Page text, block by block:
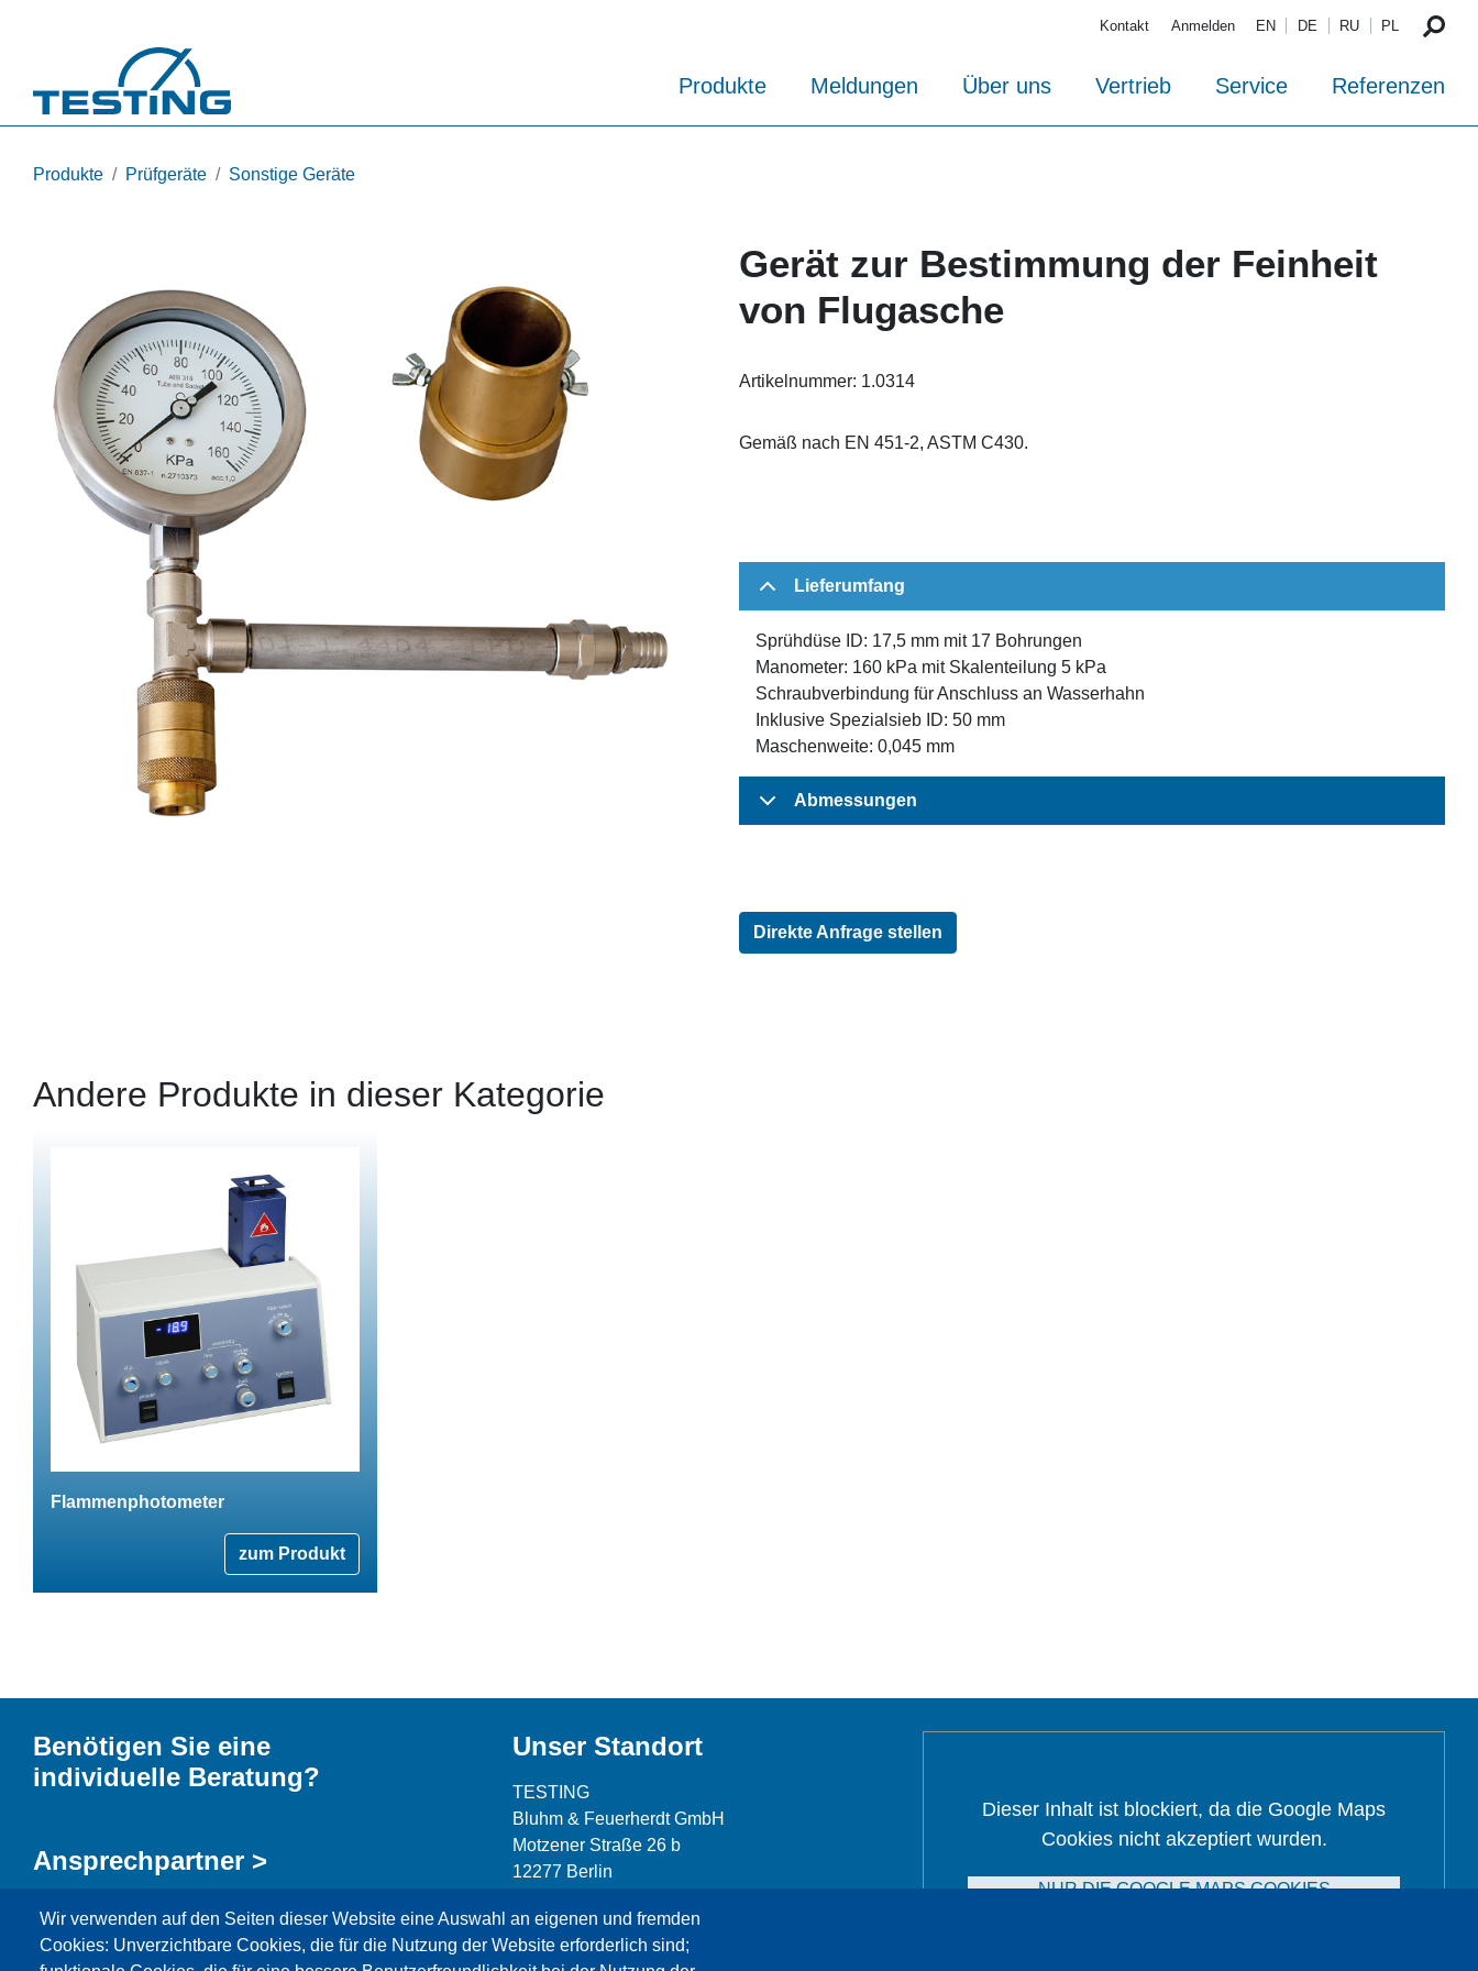
Kontakt Anmelden EN DE RU PL
Produkte Meldungen Über uns Vertrieb Service Referenzen
Produkte Prüfgeräte Sonstige Geräte
Gerät zur Bestimmung der Feinheit
von Flugasche
Artikelnummer: 1.0314
Gemäß nach EN 451-2, ASTM C430.
Lieferumfang
Sprühdüse ID: 17,5 mm mit 17 Bohrungen
Manometer: 160 kPa mit Skalenteilung 5 kPa
Schraubverbindung für Anschluss an Wasserhahn
Inklusive Spezialsieb ID: 50 mm
Maschenweite: 0,045 mm
Abmessungen
Direkte Anfrage stellen
Andere Produkte in dieser Kategorie
Flammenphotometer
zum Produkt
Wir verwenden auf den Seiten dieser Website eine Auswahl an eigenen und fremden
Cookies: Unverzichtbare Cookies, die für die Nutzung der Website erforderlich sind;
Benötigen Sie eine
individuelle Beratung?
Ansprechpartner >
Kontaktformular >
Unser Standort
TESTING
Bluhm & Feuerherdt GmbH
Motzener Straße 26 b
12277 Berlin
Telefax: +49 30 7109645-98
Dieser Inhalt ist blockiert, da die Google Maps
Cookies nicht akzeptiert wurden.
NUR DIE GOOGLE MAPS COOKIES